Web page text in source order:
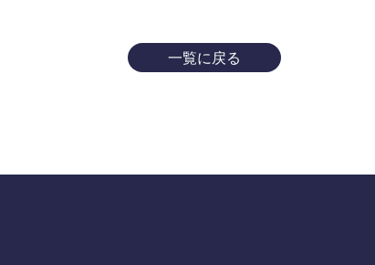
一覧に戻る